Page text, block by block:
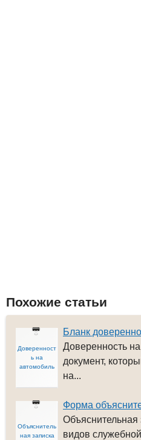
Похожие статьи
Доверенност
ь на
автомобиль
Бланк
Доверенность
документ,
на...
Объяснитель
ная записка
Форма
Объяснительная
видов